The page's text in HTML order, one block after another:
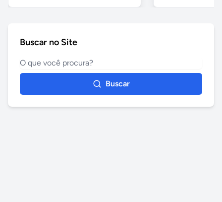
Buscar no Site
Buscar